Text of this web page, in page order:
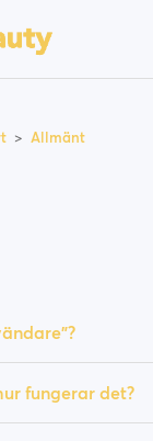
Allmänt
fungerar det?